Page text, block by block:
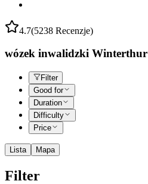
4.7(5238 Recenzje)
wózek inwalidzki Winterthur
Filter
Good for
Duration
Difficulty
Price
Lista Mapa
Filter